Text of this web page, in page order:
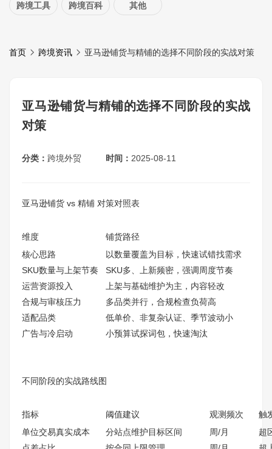
跨境工具 跨境百科 其他
首页 跨境资讯 亚马逊铺货与精铺的选择不同阶段的实战对策
亚马逊铺货与精铺的选择不同阶段的实战
对策
分类： 跨境外贸 时间： 2025-08-11
亚马逊铺货 vs 精铺 对策对照表
维度
铺货路径
核心思路
以数量覆盖为目标，快速试错找需求
SKU数量与上架节奏
SKU多、上新频密，强调周度节奏
运营资源投入
上架与基础维护为主，内容轻改
合规与审核压力
多品类并行，合规检查负荷高
适配品类
低单价、非复杂认证、季节波动小
广告与冷启动
小预算试探词包，快速淘汰
不同阶段的实战路线图
指标 阈值建议 观测频次
触
单位交易真实成本
分站点维护目标区间 周/月
超